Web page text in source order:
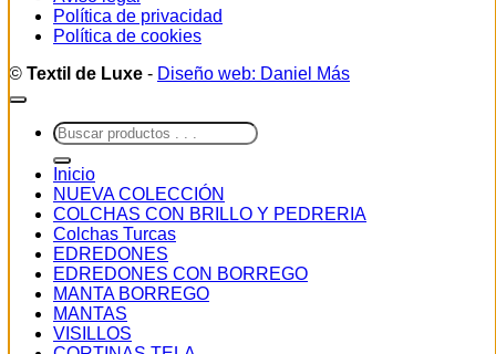
Política de privacidad
Política de cookies
© Textil de Luxe - Diseño web: Daniel Más
Buscar
por:
Inicio
NUEVA COLECCIÓN
COLCHAS CON BRILLO Y PEDRERIA
Colchas Turcas
EDREDONES
EDREDONES CON BORREGO
MANTA BORREGO
MANTAS
VISILLOS